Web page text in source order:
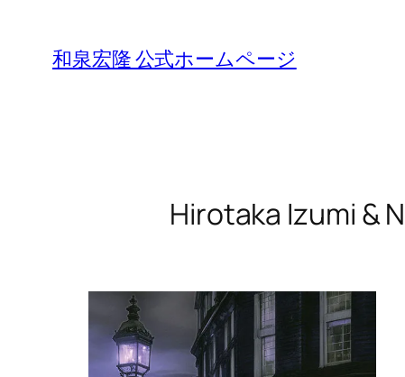
content
和泉宏隆 公式ホームページ
Hirotaka Izumi &